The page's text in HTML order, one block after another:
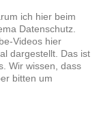
ich hier beim
Datenschutz.
Videos hier
dargestellt. Das ist
Wir wissen, dass
bitten um